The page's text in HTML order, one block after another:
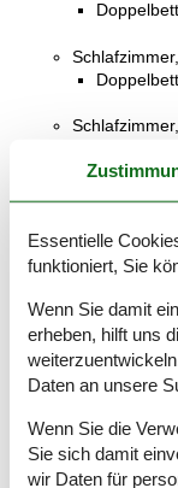
Doppelbett
Doppelbett
Badezimmer
Terrasse
Offene
Offene
Essentielle
funktioniert, Sie
Wenn Sie damit
erheben, hilft uns
Daten an unsere
Wenn Sie die
Sie sich damit
wir Daten für